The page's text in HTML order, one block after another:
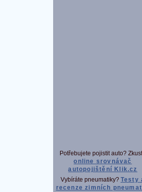
Potřebujete pojistit auto?
online srovnávač
autopojištění Klik.cz
Vybíráte pneumatiky? Testy
recenze zimních